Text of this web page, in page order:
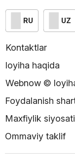
RU UZ
Kontaktlar
loyiha haqida
Webnow ©
Foydalanish
Maxfiylik siyosati
Ommaviy taklif